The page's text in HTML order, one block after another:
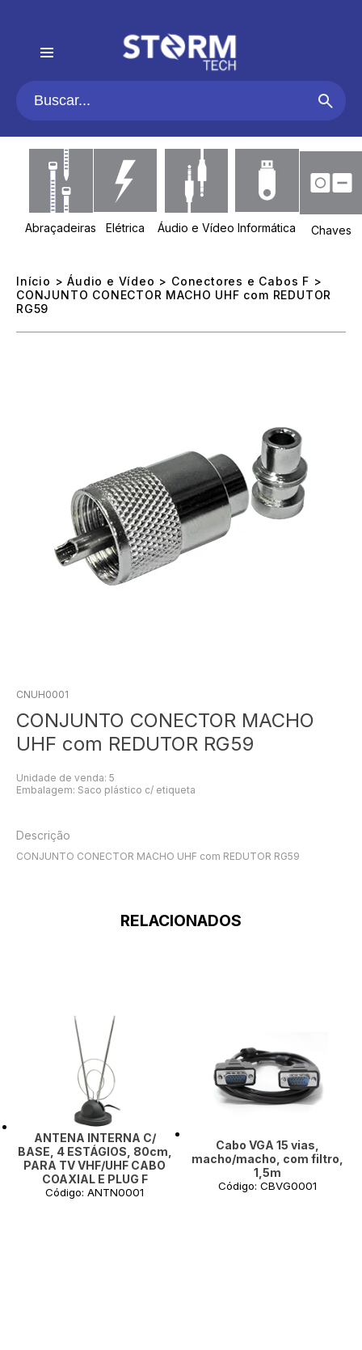
Abraçadeiras Elétrica Áudio e Vídeo Informática Chaves
Início >Áudio e Vídeo > Conectores e Cabos F >
CONJUNTO CONECTOR MACHO UHF com REDUTOR
RG59
CNUH0001
CONJUNTO CONECTOR MACHO
UHF com REDUTOR RG59
Unidade de venda: 5
Embalagem: Saco plástico c/ etiqueta
Descrição
CONJUNTO CONECTOR MACHO UHF com REDUTOR RG59
RELACIONADOS
ANTENA INTERNA C/
BASE, 4 ESTÁGIOS, 80cm,
PARA TV VHF/UHF CABO
COAXIAL E PLUG F
Código: ANTN0001
Cabo VGA 15 vias,
macho/macho, com filtro,
1,5m
Código: CBVG0001